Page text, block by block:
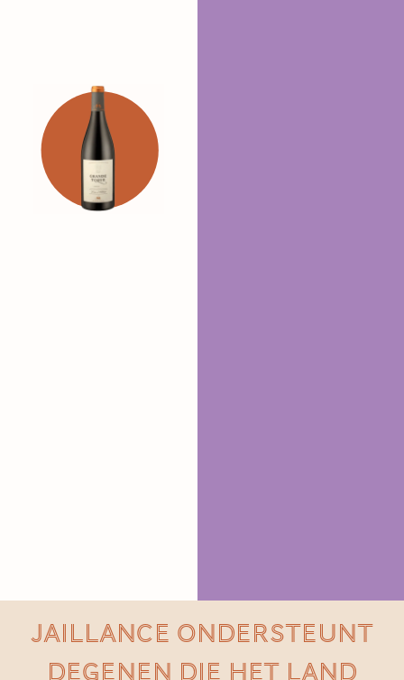
JAILLANCE ONDERSTEUNT
DEGENEN DIE HET LAND